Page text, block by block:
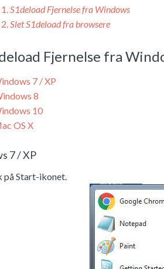
S1deload Fjernelse fra Windows
Slet S1deload fra browsere
Fjernelse fra
7 / XP
8
10
OS X
7 / XP
på Start-ikonet.